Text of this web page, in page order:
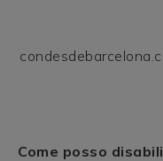
Come posso